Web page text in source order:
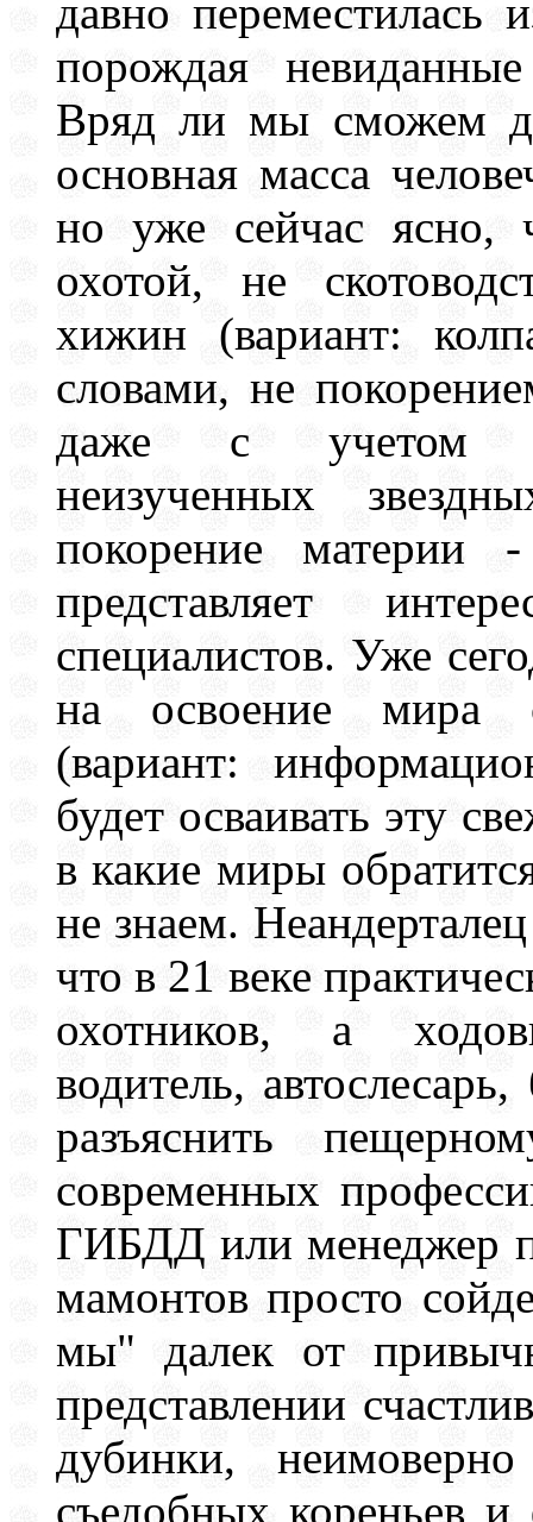
давно переместилась
порождая
Вряд ли мы сможем
основная масса
но уже сейчас ясно,
охотой, не
хижин (вариант:
словами, не
даже с учетом
неизученных
покорение
представляет
специалистов. Уже
на освоение мира
(вариант:
будет осваивать эту
в какие миры
не знаем.
что в 21 веке
охотников, а
водитель,
разъяснить
современных
ГИБДД или менеджер
мамонтов просто
мы" далек от
представлении
дубинки,
съедобных кореньев и